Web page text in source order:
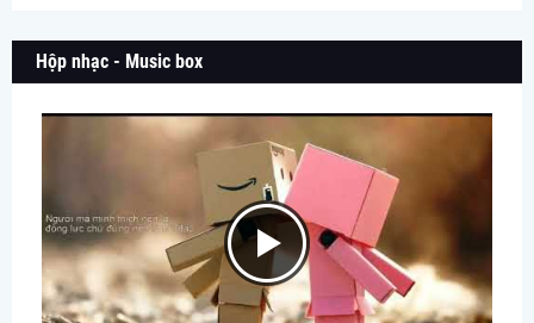
Hộp nhạc - Music box